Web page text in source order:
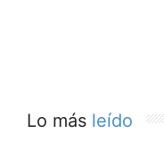
Lo más leído